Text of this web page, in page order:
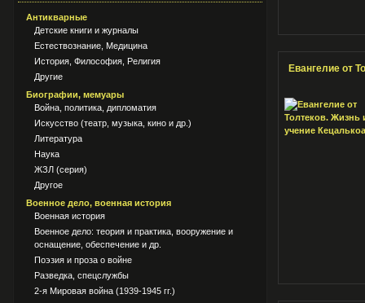
Антикварные
Детские книги и журналы
Естествознание, Медицина
История, Философия, Религия
Другие
Биографии, мемуары
Война, политика, дипломатия
Искусство (театр, музыка, кино и др.)
Литература
Наука
ЖЗЛ (серия)
Другое
Военное дело, военная история
Военная история
Военное дело: теория и практика, вооружение и
оснащение, обеспечение и др.
Поэзия и проза о войне
Разведка, спецслужбы
2-я Мировая война (1939-1945 гг.)
Евангелие от